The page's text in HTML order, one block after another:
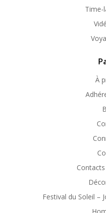
Time-
À
Festival du Soleil –